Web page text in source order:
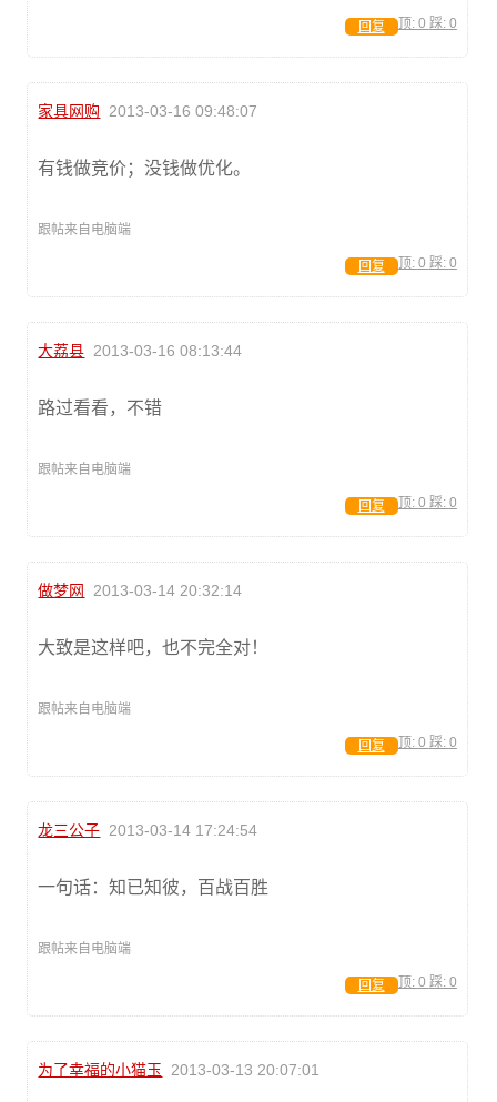
顶: 0 踩: 0
回复
家具网购 2013-03-16 09:48:07
有钱做竞价；没钱做优化。
跟帖来自电脑端
顶: 0 踩: 0
回复
大荔县 2013-03-16 08:13:44
路过看看，不错
跟帖来自电脑端
顶: 0 踩: 0
回复
做梦网 2013-03-14 20:32:14
大致是这样吧，也不完全对！
跟帖来自电脑端
顶: 0 踩: 0
回复
龙三公子 2013-03-14 17:24:54
一句话：知已知彼，百战百胜
跟帖来自电脑端
顶: 0 踩: 0
回复
为了幸福的小猫玉 2013-03-13 20:07:01